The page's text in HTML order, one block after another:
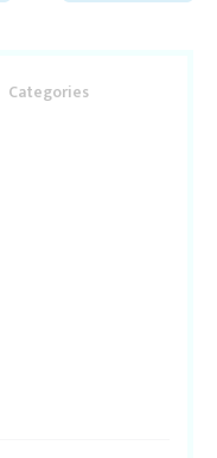
Categories